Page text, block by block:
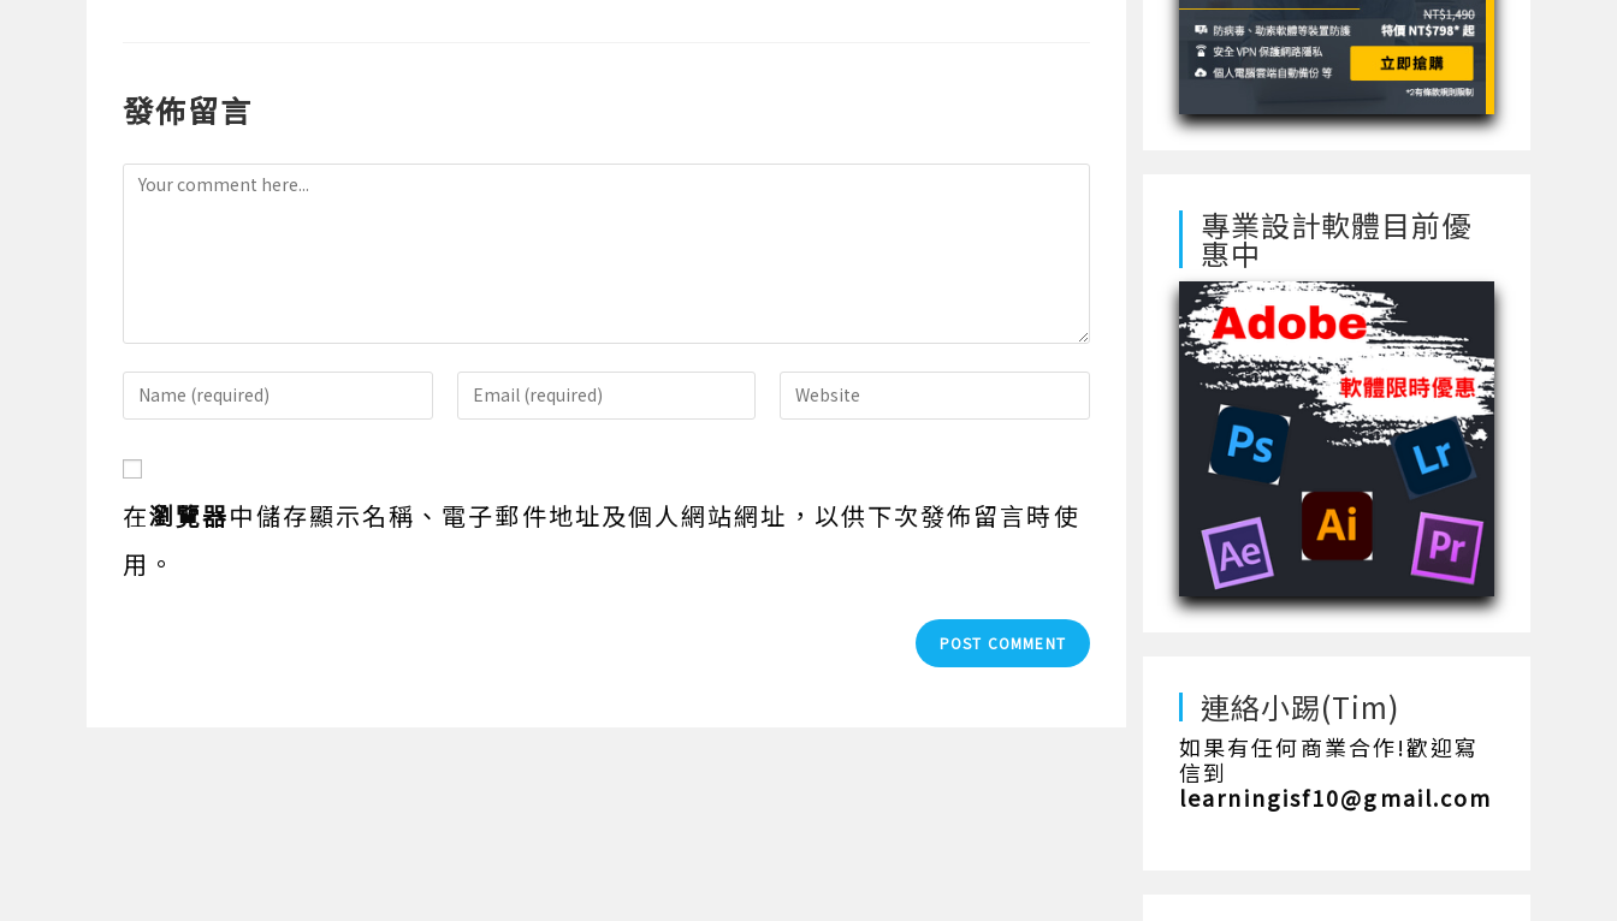
發佈留言
Comment
Enter
your
or
username
to
Enter
your
to
Enter
your
(optional)
在瀏覽器中儲存顯示名稱、電子郵件地址及個人網站網址，以供下次發佈留言時使
用。
專業設計軟體目前優
惠中
連絡小踢(Tim)
如果有任何商業合作!歡迎寫
信到
learningisf10@gmail.com